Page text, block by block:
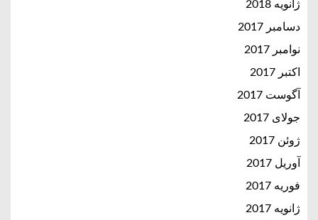
ژانویه 2018
دسامبر 2017
نوامبر 2017
اکتبر 2017
آگوست 2017
جولای 2017
ژوئن 2017
آوریل 2017
فوریه 2017
ژانویه 2017